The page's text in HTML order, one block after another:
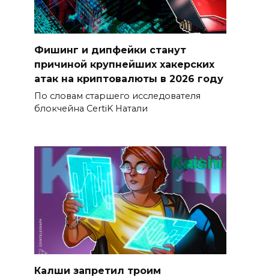
Фишинг и дипфейки станут
причиной крупнейших хакерских
атак на криптовалюты в 2026 году
По словам старшего исследователя
блокчейна CertiK Натали
Калши запретил троим